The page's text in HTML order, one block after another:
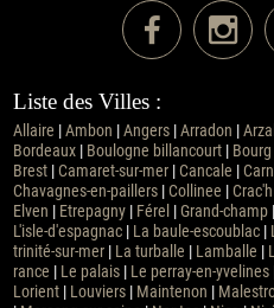
Liste des Villes :
Allaire Ambon Angers| Arradon
Bordeaux| Boulogne billancourt| Bourg
Brest| Camaret-sur-mer| Cancale
Chavagnes-en-paillers| Collinee Crac'h
Elven
Etrepagny| Férel| Grand-champ|
L'isle-d'espagnac| La baule-escoublac|
trinité-sur-mer| La turballe Lamballe
rance
Le palais| Le perray-en-yvelines|
Lorient| Louviers| Maintenon